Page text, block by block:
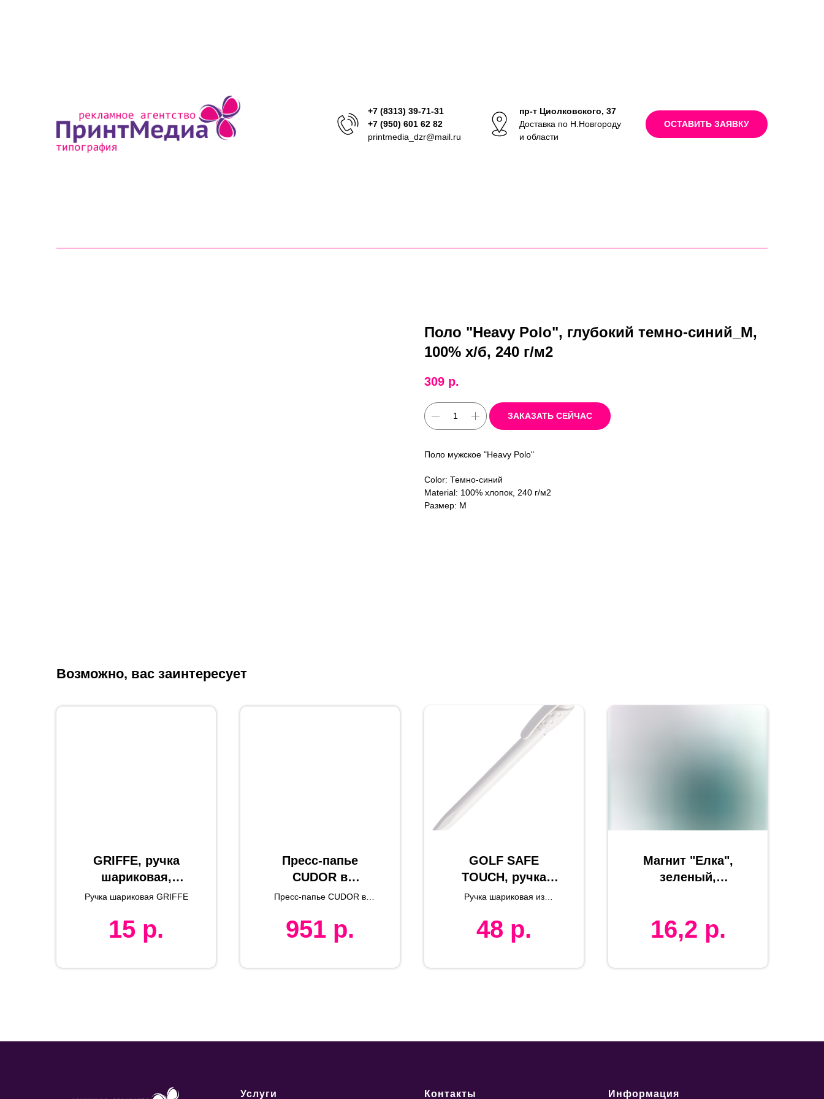
+7 (8313) 39-71-31
+7 (950) 601 62 82
printmedia_dzr@mail.ru
пр-т Циолковского, 37
Доставка по Н.Новгороду
и области
ОСТАВИТЬ ЗАЯВКУ
Поло "Heavy Polo", глубокий темно-синий_M,
100% х/б, 240 г/м2
309 р.
ЗАКАЗАТЬ СЕЙЧАС
Поло мужское "Heavy Polo"
Color: Темно-синий
Material: 100% хлопок, 240 г/м2
Размер: M
Возможно, вас заинтересует
GRIFFE, ручка
шариковая,
белый, черные и
пластик
Ручка шариковая GRIFFE
15 р.
Пресс-папье
CUDOR в
подарочной
стекло
Пресс-папье CUDOR в
951 р.
GOLF SAFE
TOUCH, ручка
шариковая,
антибактериальн
ый пластик
Ручка шариковая из
пластика GOLF
SAFETOUCH
48 р.
Магнит "Елка",
зеленый,
шелкография
16,2 р.
Услуги Контакты Информация